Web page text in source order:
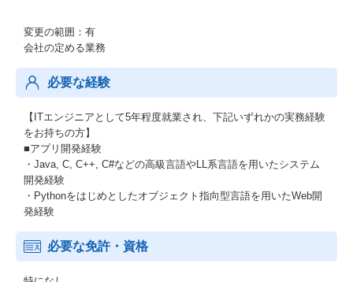
変更の範囲：有
会社の定める業務
必要な経験
【ITエンジニアとして5年程度就業され、下記いずれかの実務経験
をお持ちの方】
■アプリ開発経験
・Java, C, C++, C#などの高級言語やLL系言語を用いたシステム
開発経験
・Pythonをはじめとしたオブジェクト指向型言語を用いたWeb開
発経験
必要な免許・資格